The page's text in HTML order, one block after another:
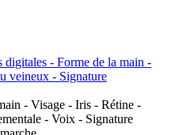
- Visage - Iris - Rétine -
- Voix - Signature